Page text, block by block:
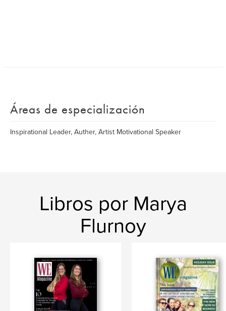
Áreas de especialización
Inspirational Leader, Auther, Artist Motivational Speaker
Libros por Marya
Flurnoy